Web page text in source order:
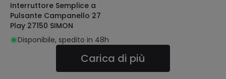
Interruttore Semplice a
Pulsante Campanello 27
Play 27150 SIMON
Disponibile, spedito in 48h
Carica di più